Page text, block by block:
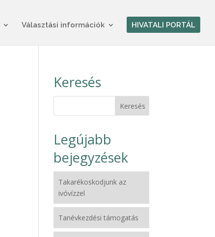
Választási információk HIVATALI PORTÁL
Keresés
Legújabb
bejegyzések
Takarékoskodjunk az
ivóvízzel
Tanévkezdési támogatás